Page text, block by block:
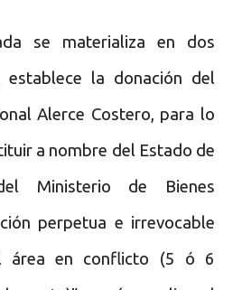
se materializa en dos
establece la donación del
Alerce Costero, para lo
a nombre del Estado de
Ministerio de Bienes
perpetua e irrevocable
área en conflicto (5 ó 6